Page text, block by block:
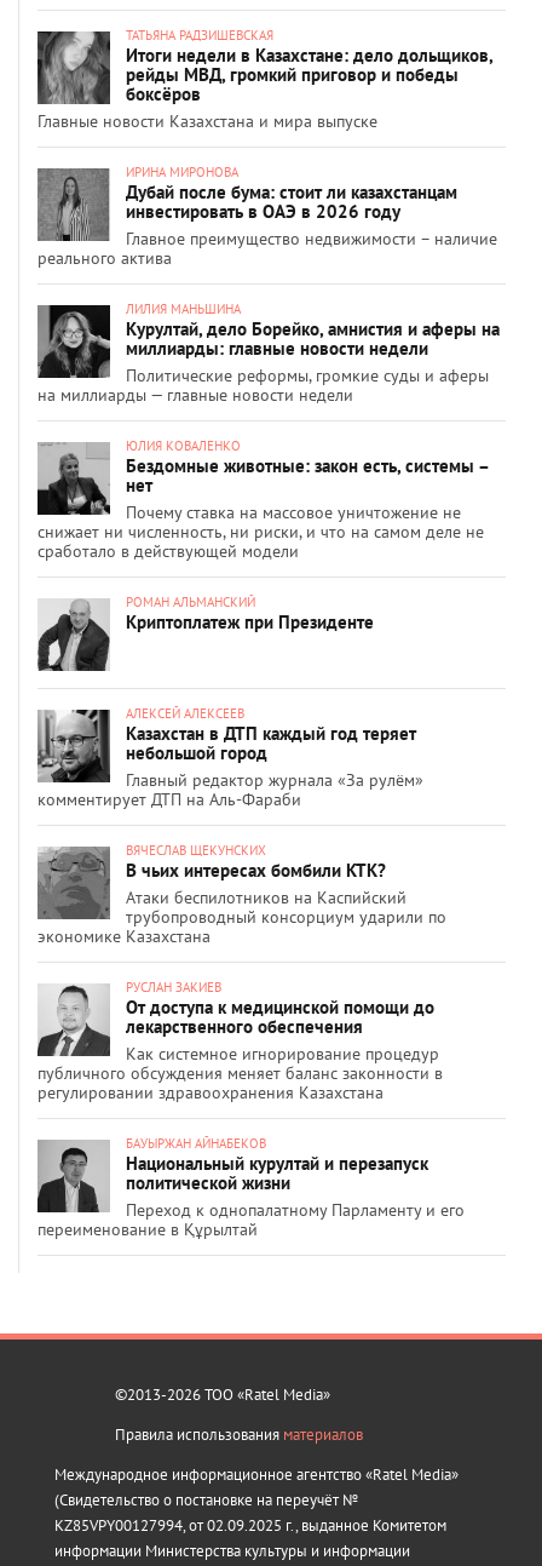
ТАТЬЯНА РАДЗИШЕВСКАЯ
Итоги недели в Казахстане: дело дольщиков,
рейды МВД, громкий приговор и победы
боксёров
Главные новости Казахстана и мира выпуске
ИРИНА МИРОНОВА
Дубай после бума: стоит ли казахстанцам
инвестировать в ОАЭ в 2026 году
Главное преимущество недвижимости – наличие
реального актива
ЛИЛИЯ МАНЬШИНА
Курултай, дело Борейко, амнистия и аферы на
миллиарды: главные новости недели
Политические реформы, громкие суды и аферы
на миллиарды — главные новости недели
ЮЛИЯ КОВАЛЕНКО
Бездомные животные: закон есть, системы –
нет
Почему ставка на массовое уничтожение не
снижает ни численность, ни риски, и что на самом деле не
сработало в действующей модели
РОМАН АЛЬМАНСКИЙ
Криптоплатеж при Президенте
АЛЕКСЕЙ АЛЕКСЕЕВ
Казахстан в ДТП каждый год теряет
небольшой город
Главный редактор журнала «За рулём»
комментирует ДТП на Аль-Фараби
ВЯЧЕСЛАВ ЩЕКУНСКИХ
В чьих интересах бомбили КТК?
Атаки беспилотников на Каспийский
трубопроводный консорциум ударили по
экономике Казахстана
РУСЛАН ЗАКИЕВ
От доступа к медицинской помощи до
лекарственного обеспечения
Как системное игнорирование процедур
публичного обсуждения меняет баланс законности в
регулировании здравоохранения Казахстана
БАУЫРЖАН АЙНАБЕКОВ
Национальный курултай и перезапуск
политической жизни
Переход к однопалатному Парламенту и его
переименование в Құрылтай
©2013-2026 ТОО «Ratel Media»
Правила использования материалов
Международное информационное агентство «Ratel Media»
(Свидетельство о постановке на переучёт №
KZ85VPY00127994, от 02.09.2025 г., выданное Комитетом
информации Министерства культуры и информации